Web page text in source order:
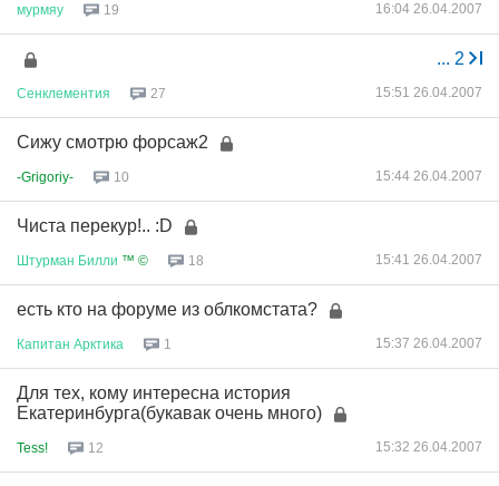
мурмяу 19 16:04 26.04.2007
... 2
Сенклементия 27 15:51 26.04.2007
Сижу смотрю форсаж2
-Grigoriy- 10 15:44 26.04.2007
Чиста перекур!.. :D
Штурман Билли ™ © 18 15:41 26.04.2007
есть кто на форуме из облкомстата?
Капитан Арктика 1 15:37 26.04.2007
Для тех, кому интересна история
Екатеринбурга(букавак очень много)
Tess! 12 15:32 26.04.2007